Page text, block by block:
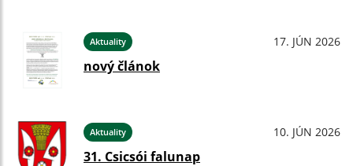
Aktuality 17. JÚN 2026
nový článok
Aktuality 10. JÚN 2026
31. Csicsói falunap